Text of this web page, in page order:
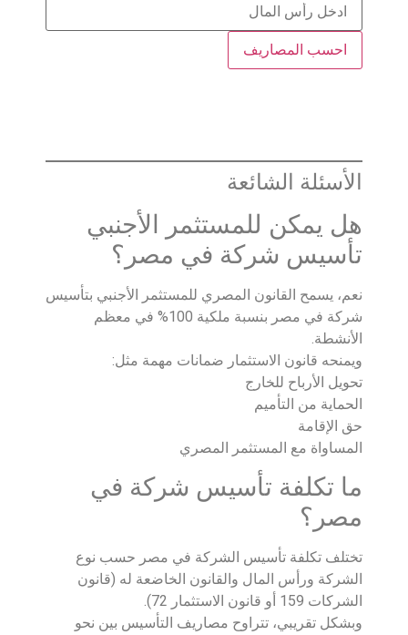
احسب المصاريف
الأسئلة الشائعة
هل يمكن للمستثمر الأجنبي
تأسيس شركة في مصر؟
نعم، يسمح القانون المصري للمستثمر الأجنبي بتأسيس
شركة في مصر بنسبة ملكية 100% في معظم
الأنشطة.
ويمنحه قانون الاستثمار ضمانات مهمة مثل:
تحويل الأرباح للخارج
الحماية من التأميم
حق الإقامة
المساواة مع المستثمر المصري
ما تكلفة تأسيس شركة في
مصر؟
تختلف تكلفة تأسيس الشركة في مصر حسب نوع
الشركة ورأس المال والقانون الخاضعة له (قانون
الشركات 159 أو قانون الاستثمار 72).
وبشكل تقريبي، تتراوح مصاريف التأسيس بين نحو